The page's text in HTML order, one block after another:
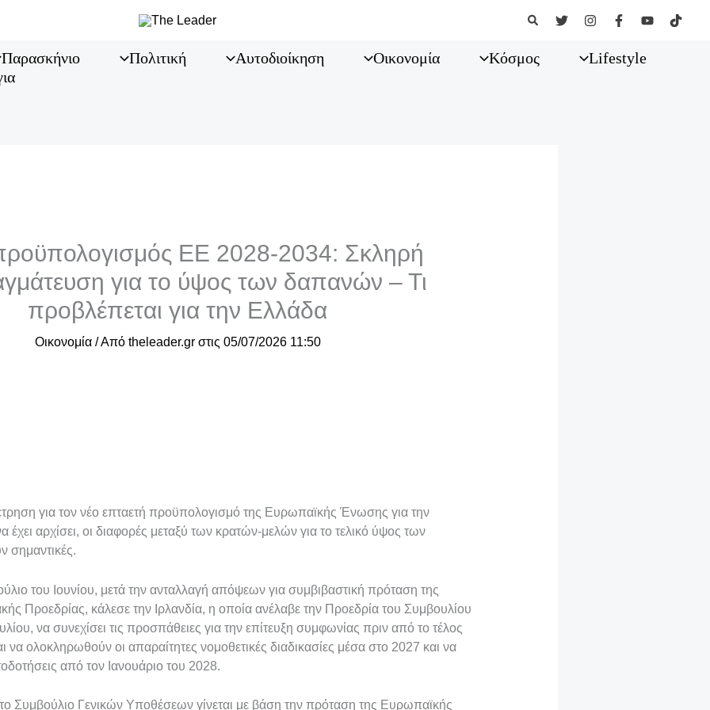
Αναζήτηση
Παρασκήνιο Πολιτική Αυτοδιοίκηση Οικονομία Κόσμος
Lifestyle
ΕΕ 2028-2034: Σκληρή
για το ύψος των δαπανών – Τι
προβλέπεται για την Ελλάδα
Οικονομία/ Από theleader.gr στις 05/07/2026 11:50
για τον νέο επταετή προϋπολογισμό της Ευρωπαϊκής Ένωσης για την
αρχίσει, οι διαφορές μεταξύ των κρατών-μελών για το τελικό ύψος των
σημαντικές.
του Ιουνίου, μετά την ανταλλαγή απόψεων για συμβιβαστική πρόταση της
Προεδρίας, κάλεσε την Ιρλανδία, η οποία ανέλαβε την Προεδρία του Συμβουλίου
να συνεχίσει τις προσπάθειες για την επίτευξη συμφωνίας πριν από το τέλος
να ολοκληρωθούν οι απαραίτητες νομοθετικές διαδικασίες μέσα στο 2027 και να
από τον Ιανουάριο του 2028.
Συμβούλιο Γενικών Υποθέσεων γίνεται με βάση την πρόταση της Ευρωπαϊκής